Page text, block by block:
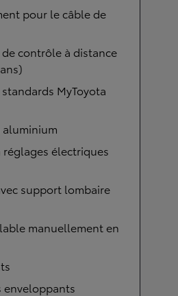
pour le câble de
contrôle à distance
MyToyota
aluminium
électriques
support lombaire
manuellement en
enveloppants